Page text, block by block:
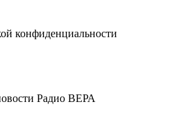
конфиденциальности
Радио ВЕРА